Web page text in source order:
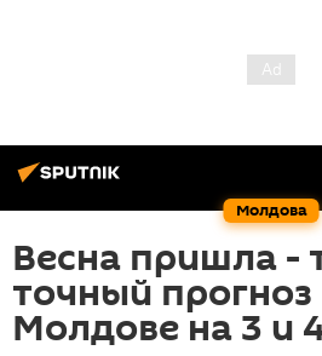
Молдова
Весна пришла -
точный
Молдове на 3 и